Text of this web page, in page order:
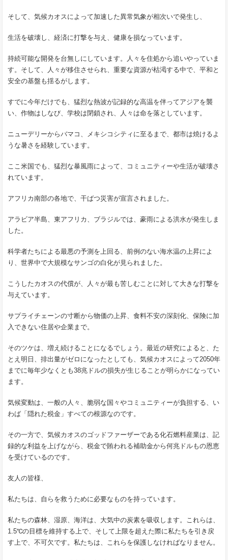
そして、気候カオスによって加速した異常気象が相次いで発生し、
生活を破壊し、経済に打撃を与え、健康を損なっています。
持続可能な開発を台無しにしています。人々を住処から追いやっていま
す。そして、人々が移住させられ、重要な資源が枯渇する中で、平和と
安全の基盤も揺るがします。
すでに今年だけでも、猛烈な熱波が記録的な高温を伴ってアジアを襲
い、作物はしなび、学校は閉鎖され、人々は命を落としています。
ニューデリーからバマコ、メキシコシティに至るまで、都市は焼けるよ
うな暑さを経験しています。
ここ米国でも、猛烈な暴風雨によって、コミュニティーや生活が破壊さ
れています。
アフリカ南部の各地で、干ばつ災害が宣言されました。
アラビア半島、東アフリカ、ブラジルでは、豪雨による洪水が発生しま
した。
科学者たちによる最悪の予測を上回る、前例のない海水温の上昇によ
り、世界中で大規模なサンゴの白化が見られました。
こうしたカオスの代償が、人々が最も苦しむことに対して大きな打撃を
与えています。
サプライチェーンの寸断から物価の上昇、食料不安の深刻化、保険に加
入できない住居や企業まで。
そのツケは、増え続けることになるでしょう。最近の研究によると、た
とえ明日、排出量がゼロになったとしても、気候カオスによって2050年
までに毎年少なくとも38兆ドルの損失が生じることが明らかになってい
ます。
気候変動は、一般の人々、脆弱な国々やコミュニティーが負担する、い
わば「隠れた税金」すべての根源なのです。
その一方で、気候カオスのゴッドファーザーである化石燃料産業は、記
録的な利益を上げながら、税金で賄われる補助金から何兆ドルもの恩恵
を受けているのです。
友人の皆様、
私たちは、自らを救うために必要なものを持っています。
私たちの森林、湿原、海洋は、大気中の炭素を吸収します。これらは、
1.5℃の目標を維持する上で、そして上限を超えた際に私たちを引き戻
す上で、不可欠です。私たちは、これらを保護しなければなりません。